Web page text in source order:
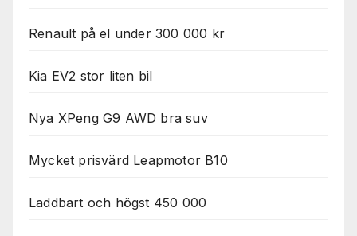
Renault på el under 300 000 kr
Kia EV2 stor liten bil
Nya XPeng G9 AWD bra suv
Mycket prisvärd Leapmotor B10
Laddbart och högst 450 000